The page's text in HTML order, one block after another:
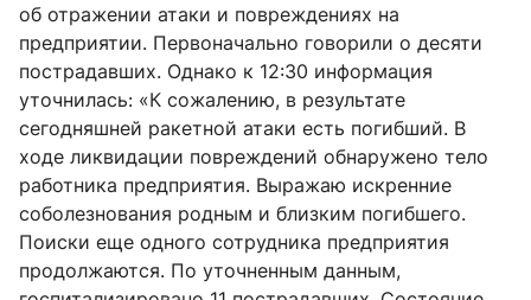
об отражении атаки и повреждениях на
предприятии. Первоначально говорили о десяти
пострадавших. Однако к 12:30 информация
уточнилась: «К сожалению, в результате
сегодняшней ракетной атаки есть погибший. В
ходе ликвидации повреждений обнаружено тело
работника предприятия. Выражаю искренние
соболезнования родным и близким погибшего.
Поиски еще одного сотрудника предприятия
продолжаются. По уточненным данным,